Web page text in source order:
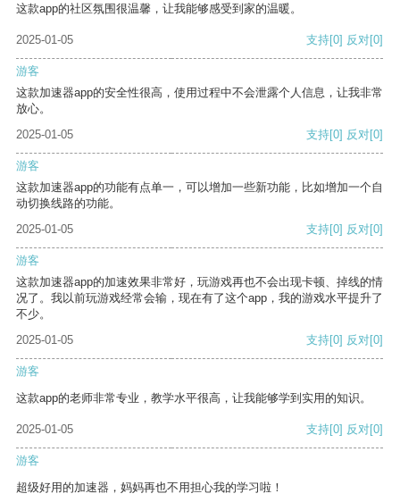
这款app的社区氛围很温馨，让我能够感受到家的温暖。
2025-01-05 支持[0] 反对[0]
游客
这款加速器app的安全性很高，使用过程中不会泄露个人信息，让我非常
放心。
2025-01-05
支持[0] 反对[0]
游客
这款加速器app的功能有点单一，可以增加一些新功能，比如增加一个自
动切换线路的功能。
2025-01-05
支持[0] 反对[0]
游客
这款加速器app的加速效果非常好，玩游戏再也不会出现卡顿、掉线的情
况了。我以前玩游戏经常会输，现在有了这个app，我的游戏水平提升了
不少。
2025-01-05
支持[0] 反对[0]
游客
这款app的老师非常专业，教学水平很高，让我能够学到实用的知识。
2025-01-05 支持[0] 反对[0]
游客
超级好用的加速器，妈妈再也不用担心我的学习啦！